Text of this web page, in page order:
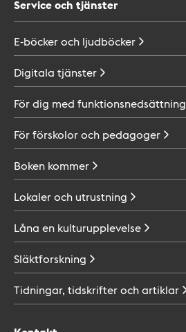
Service och tjänster
E-böcker och ljudböcker
Digitala tjänster
För dig med funktionsnedsättning
För förskolor och pedagoger
Boken kommer
Lokaler och utrustning
Låna en kulturupplevelse
Släktforskning
Tidningar, tidskrifter ochartiklar